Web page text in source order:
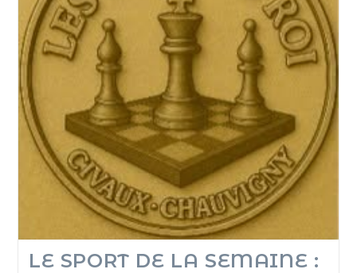
LE SPORT DE LA SEMAINE :